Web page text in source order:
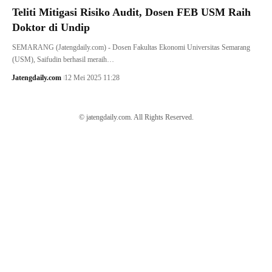
Teliti Mitigasi Risiko Audit, Dosen FEB USM Raih
Doktor di Undip
SEMARANG (Jatengdaily.com) - Dosen Fakultas Ekonomi Universitas Semarang
(USM), Saifudin berhasil meraih…
Jatengdaily.com 12 Mei 2025 11:28
© jatengdaily.com. All Rights Reserved.